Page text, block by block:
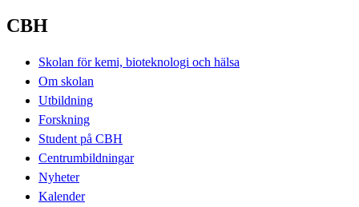
CBH
Skolan för kemi, bioteknologi och hälsa
Om skolan
Utbildning
Forskning
Student på CBH
Centrumbildningar
Nyheter
Kalender